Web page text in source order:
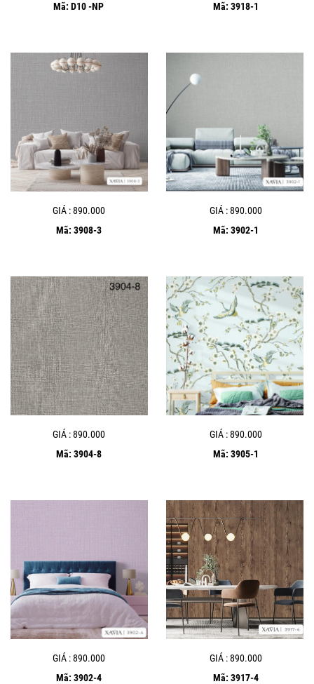
Mã: D10 -NP Mã: 3918-1
GIÁ : 890.000
Mã: 3908-3
GIÁ : 890.000
Mã: 3902-1
GIÁ : 890.000
Mã: 3904-8
GIÁ : 890.000
Mã: 3905-1
GIÁ : 890.000
Mã: 3902-4
GIÁ : 890.000
Mã: 3917-4